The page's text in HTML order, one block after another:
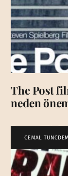
The Post
neden
CEMAL